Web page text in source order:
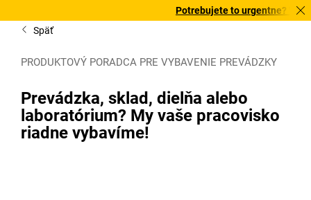
Potrebujete to urgentne? Vybrané
Späť
PRODUKTOVÝ PORADCA PRE VYBAVENIE PREVÁDZKY
Prevádzka, sklad, dielňa alebo
laboratórium? My vaše pracovisko
riadne vybavíme!